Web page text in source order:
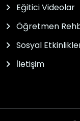
Eğitici Videolar
Öğretmen
Sosyal
İletişim